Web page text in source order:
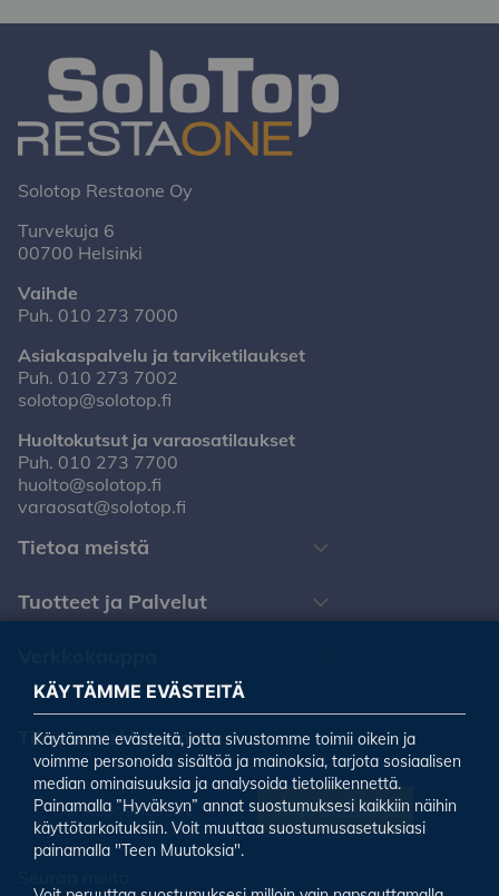
Solotop Restaone Oy
Turvekuja 6
00700 Helsinki
Vaihde
Puh. 010 273 7000
Asiakaspalvelu ja tarviketilaukset
Puh. 010 273 7002
solotop@solotop.fi
Huoltokutsut ja varaosatilaukset
Puh. 010 273 7700
huolto@solotop.fi
varaosat@solotop.fi
Tietoa meistä
Tuotteet ja Palvelut
Tilaa uutiskirjeemme
Tilaa uutiskirje
KÄYTÄMME EVÄSTEITÄ
Käytämme evästeitä, jotta sivustomme toimii oikein ja
voimme personoida sisältöä ja mainoksia, tarjota sosiaalisen
median ominaisuuksia ja analysoida tietoliikennettä.
Painamalla ”Hyväksyn” annat suostumuksesi kaikkiin näihin
käyttötarkoituksiin. Voit muuttaa suostumusasetuksiasi
painamalla "Teen Muutoksia".